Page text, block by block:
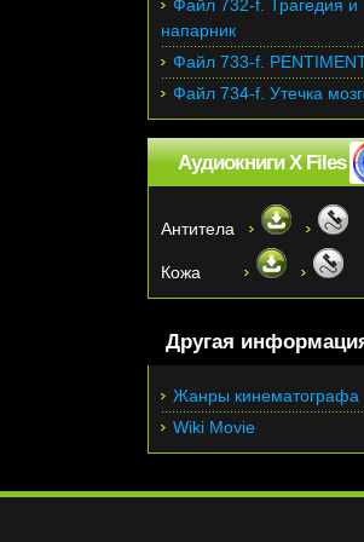
Файл 732-f. Трагедия и
напарник
Файл 733-f.
Файл 734-f. Утечка
Аудиокниги X Files
Антитела
Кожа
Другая
Жанры кинематографа
Wiki Movie